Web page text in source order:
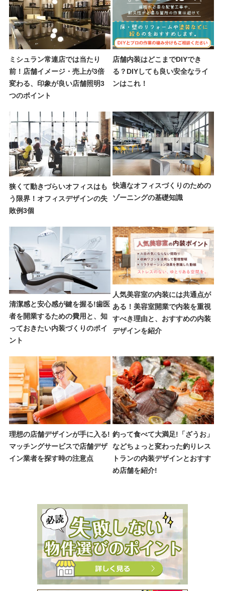
ミシュラン常連店では当たり
前！店舗イメージ・売上が3倍
変わる、印象が良い店舗照明3
つのポイント
店舗内装はどこまでDIYでき
る？DIYしても良い安全なライ
ンはこれ！
狭くて動きづらいオフィスはも
う限界！オフィスデザインの失
敗例3個
快適なオフィスづくりのための
ゾーニングの基礎知識
清潔感と安心感が鍵を握る!歯医
者を開業するための費用と、知
っておきたい内装づくりのポイ
ント
人気美容室の内装には共通点が
ある！美容室開業で内装を重視
すべき理由と、おすすめの内装
デザインを紹介
理想の店舗デザインが手に入る!
マッチングサービスで店舗デザ
イン業者を探す時の注意点
釣って食べて大満足!「ざうお」
などちょっと変わった釣りレス
トランの内装デザインとおすす
め店舗を紹介!